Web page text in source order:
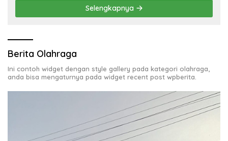
Selengkapnya
Berita Olahraga
Ini contoh widget dengan style gallery pada kategori olahraga,
anda bisa mengaturnya pada widget recent post wpberita.